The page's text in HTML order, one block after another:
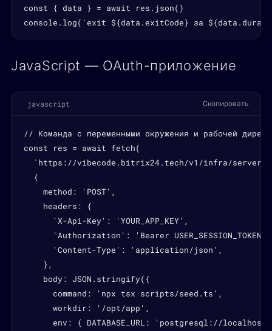
const { data } = await res.json()
console.log(`exit ${data.exitCode} за
JavaScript — OAuth-приложение
javascript Скопировать
// Команда с переменными окружения и рабочей
const res = await fetch(
`https://vibecode.bitrix24.tech/v1/infra/
  {
    method: 'POST',
    headers: {
      'X-Api-Key': 'YOUR_APP_KEY',
      'Authorization': 'Bearer USER_SESSION_TOKEN',
      'Content-Type': 'application/json',
    },
    body: JSON.stringify({
      command: 'npx tsx scripts/seed.ts',
      workdir: '/opt/app',
env: { DATABASE_URL: 'postgresql://